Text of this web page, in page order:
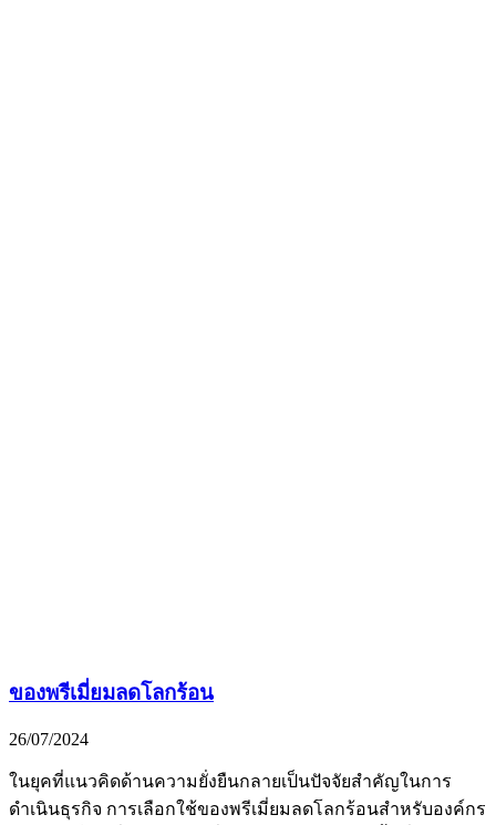
ของพรีเมี่ยมลดโลกร้อน
26/07/2024
ในยุคที่แนวคิดด้านความยั่งยืนกลายเป็นปัจจัยสำคัญในการ
ดำเนินธุรกิจ การเลือกใช้ของพรีเมี่ยมลดโลกร้อนสำหรับองค์กร